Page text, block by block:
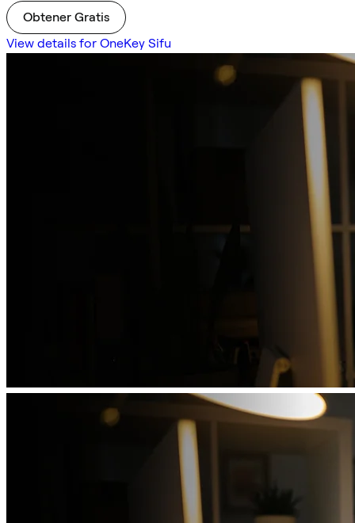
Obtener Gratis
View details for OneKey Sifu